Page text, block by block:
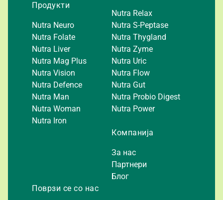
Продукти
Nutra Neuro
Nutra Folate
Nutra Liver
Nutra Mag Plus
Nutra Vision
Nutra Defence
Nutra Man
Nutra Woman
Nutra Iron
Nutra Relax
Nutra S-Peptase
Nutra Thygland
Nutra Zyme
Nutra Uric
Nutra Flow
Nutra Gut
Nutra Probio Digest
Nutra Power
Компанија
За нас
Партнери
Блог
Поврзи се со нас